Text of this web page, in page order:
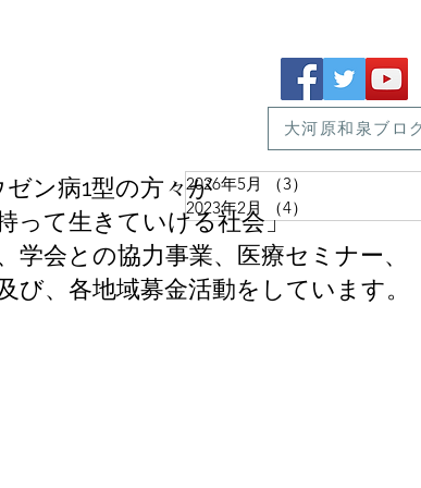
大河原和泉ブロ
2026年5月 （3）
2023年2月
（4）
1型の方々が
て生きていける社会」
会との協力事業、医療セミナー、
、各地域募金活動をしています。